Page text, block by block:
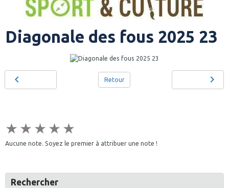
Diagonale des fous 2025 23
Retour
★ ★ ★ ★ ★
Aucune note. Soyez le premier à attribuer une note !
Rechercher